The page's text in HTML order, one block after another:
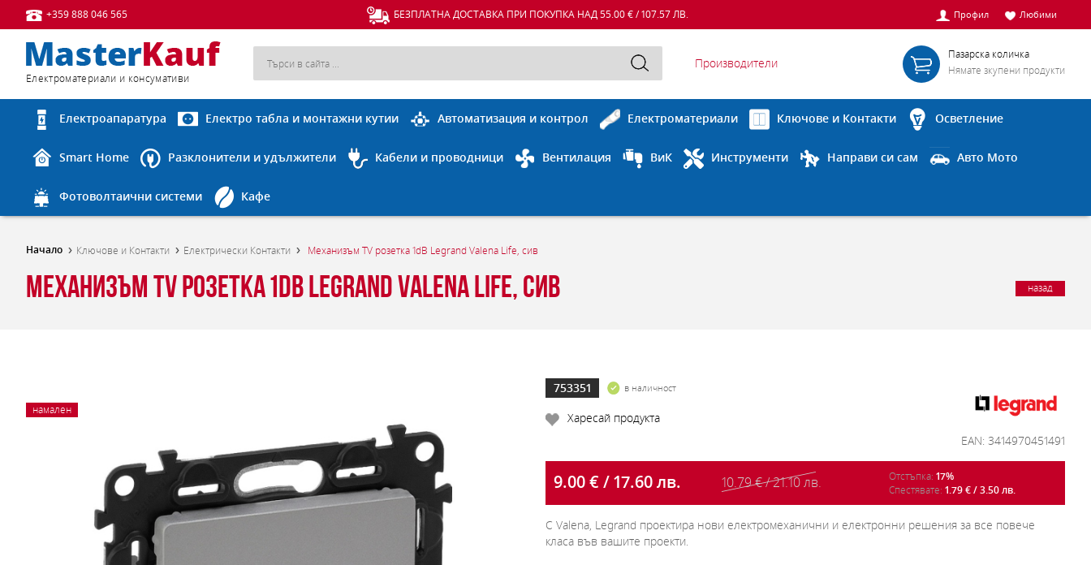
+359 888 046 565 Профил Любими
БЕЗПЛАТНА ДОСТАВКА ПРИ ПОКУПКА НАД 55.00 € / 107.57 ЛВ.
Eлектроматериали и консумативи
Пазарска количка
Нямате зкупени продукти
Производители
Електроапаратура Електро табла и монтажни кутии Автоматизация и контрол Електроматериали Ключове и Контакти Осветление
Smart Home Разклонители и удължители Кабели и проводници Вентилация ВиК Инструменти Направи си сам Авто Мото
Фотоволтаични системи Кафе
Начало Ключове и Контакти Електрически Контакти Механизъм TV розетка 1dB Legrand Valena Life, сив
Механизъм TV розетка 1dB Legrand Valena Life, сив назад
намален
753351 в наличност
Харесай продукта
EAN: 3414970451491
9.00 € / 17.60 лв. 10.79 € / 21.10 лв. Отстъпка:17%
Спестявате:1.79 € / 3.50 лв.
С Valena, Legrand проектира нови електромеханични и електронни решения за все повече
класа във вашите проекти.